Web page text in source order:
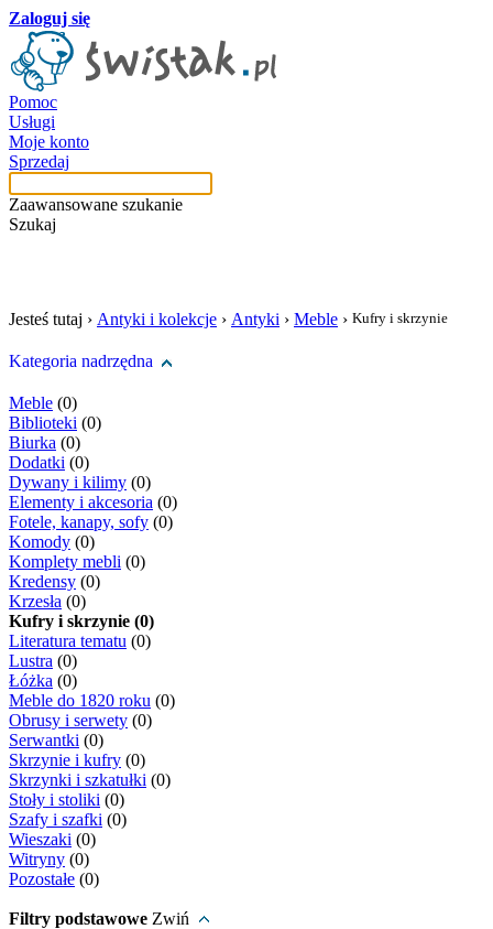
Zaloguj się
Pomoc
Usługi
Moje konto
Sprzedaj
Zaawansowane szukanie
Szukaj
Jesteś tutaj › Antyki i kolekcje › Antyki › Meble › Kufry i skrzynie
Kategoria nadrzędna
Meble (0)
Biblioteki (0)
Biurka (0)
Dodatki (0)
Dywany i kilimy (0)
Elementy i akcesoria (0)
Fotele, kanapy, sofy (0)
Komody (0)
Komplety mebli (0)
Kredensy (0)
Krzesła (0)
Kufry i skrzynie (0)
Literatura tematu (0)
Lustra (0)
Łóżka (0)
Meble do 1820 roku (0)
Obrusy i serwety (0)
Serwantki (0)
Skrzynie i kufry (0)
Skrzynki i szkatułki (0)
Stoły i stoliki (0)
Szafy i szafki (0)
Wieszaki (0)
Witryny (0)
Pozostałe (0)
Filtry podstawowe Zwiń